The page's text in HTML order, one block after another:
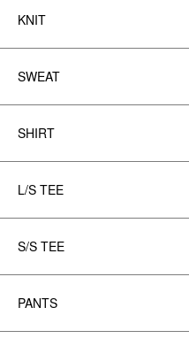
KNIT
SWEAT
SHIRT
L/S TEE
S/S TEE
PANTS